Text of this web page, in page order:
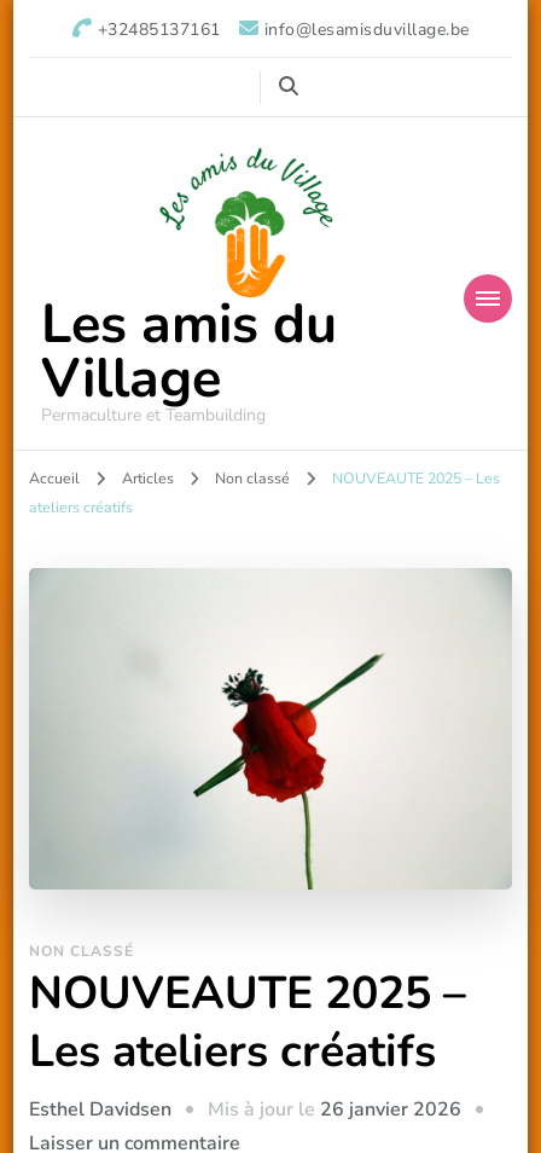
+32485137161 info@lesamisduvillage.be
Les amis du
Village
Permaculture et Teambuilding
Accueil Articles Non classé
NOUVEAUTE 2025 – Les
ateliers créatifs
NON CLASSÉ
NOUVEAUTE 2025 –
Les ateliers créatifs
Esthel Davidsen Mis à jour le 26 janvier 2026
Laisser un commentairesur